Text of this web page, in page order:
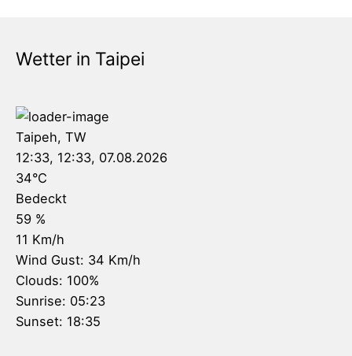
Wetter in Taipei
Taipeh, TW
12:33, 12:33, 07.08.2026
34°C
Bedeckt
59 %
11 Km/h
Wind Gust: 34 Km/h
Clouds: 100%
Sunrise: 05:23
Sunset: 18:35